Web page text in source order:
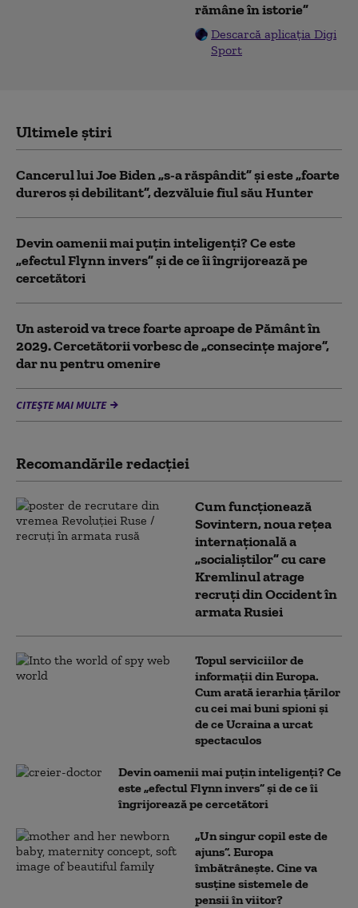
rămâne în istorie”
Descarcă aplicația Digi
Sport
Ultimele știri
Cancerul lui Joe Biden „s-a răspândit” şi este „foarte
dureros și debilitant”, dezvăluie fiul său Hunter
Devin oamenii mai puțin inteligenți? Ce este
„efectul Flynn invers” și de ce îi îngrijorează pe
cercetători
Un asteroid va trece foarte aproape de Pământ în
2029. Cercetătorii vorbesc de „consecințe majore”,
dar nu pentru omenire
CITEȘTE MAI MULTE
Recomandările redacţiei
Cum funcționează
Sovintern, noua rețea
internațională a
„socialiștilor” cu care
Kremlinul atrage
recruți din Occident în
armata Rusiei
Topul serviciilor de
informații din Europa.
Cum arată ierarhia țărilor
cu cei mai buni spioni și
de ce Ucraina a urcat
spectaculos
Devin oamenii mai puțin inteligenți? Ce
este „efectul Flynn invers” și de ce îi
îngrijorează pe cercetători
„Un singur copil este de
ajuns”. Europa
îmbătrânește. Cine va
susține sistemele de
pensii în viitor?